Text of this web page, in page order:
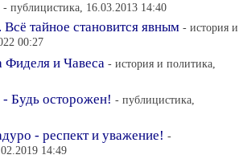
- публицистика, 16.03.2013 14:40
тайное становится явным - история и
00:27
Фиделя и Чавеса - история и политика,
Будь осторожен! - публицистика,
- респект и уважение! -
14:49